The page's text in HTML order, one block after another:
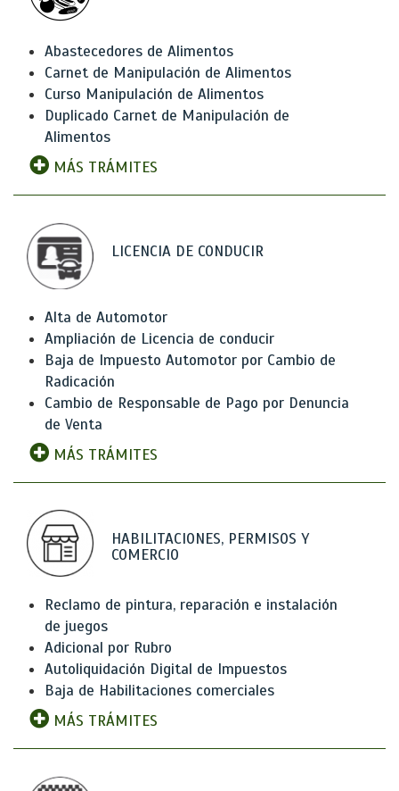
Abastecedores de Alimentos
Carnet de Manipulación de Alimentos
Curso Manipulación de Alimentos
Duplicado Carnet de Manipulación de
Alimentos
MÁS TRÁMITES
LICENCIA DE CONDUCIR
Alta de Automotor
Ampliación de Licencia de conducir
Baja de Impuesto Automotor por Cambio de
Radicación
Cambio de Responsable de Pago por Denuncia
de Venta
MÁS TRÁMITES
HABILITACIONES, PERMISOS Y
COMERCIO
Reclamo de pintura, reparación e instalación
de juegos
Adicional por Rubro
Autoliquidación Digital de Impuestos
Baja de Habilitaciones comerciales
MÁS TRÁMITES